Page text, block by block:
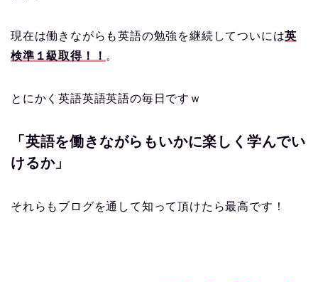
現在は働きながらも英語の勉強を継続してついには英
検準１級取得！！ 。
とにかく英語英語英語の毎日ですｗ
「英語を働きながらもいかに楽しく学んでい
けるか」
それらもブログを通して知って頂けたら最高です！